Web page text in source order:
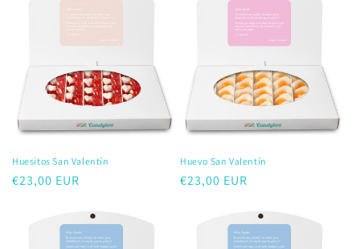
Huesitos San Valentín
Precio
€23,00 EUR
Huevo San Valentín
Precio
€23,00 EUR